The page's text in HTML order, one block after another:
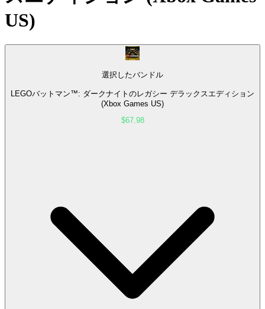
US)
選択したバンドル
LEGOバットマン™: ダークナイトのレガシー デラックスエディション
(Xbox Games US)
$67.98